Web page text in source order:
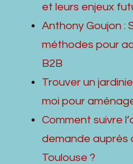
et leurs enjeux
Anthony Goujon :
méthodes pour
B2B
Trouver un
moi pour
Comment suivre
demande auprès
Toulouse ?